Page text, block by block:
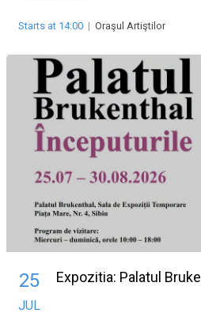
Starts at 14:00 | Oraşul Artiştilor
25
JUL
Expozitia: Palatul